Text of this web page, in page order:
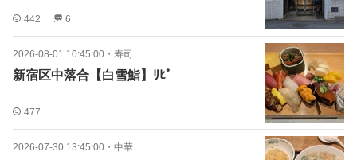
442 6
2026-08-01 10:45:00 ・ 寿司
新宿区中落合【白雪鮨】ﾘﾋﾟ
477
2026-07-30 13:45:00 ・ 中華